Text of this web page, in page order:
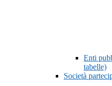
Enti
tabelle)
Società